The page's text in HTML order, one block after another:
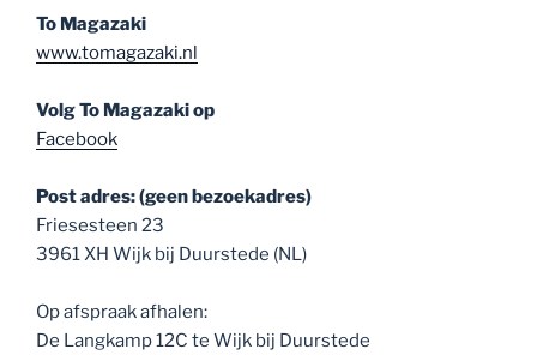
To Magazaki
www.tomagazaki.nl
Volg To Magazaki op
Facebook
Post adres: (geen bezoekadres)
Friesesteen 23
3961 XH Wijk bij Duurstede (NL)
Op afspraak afhalen:
De Langkamp 12C te Wijk bij Duurstede